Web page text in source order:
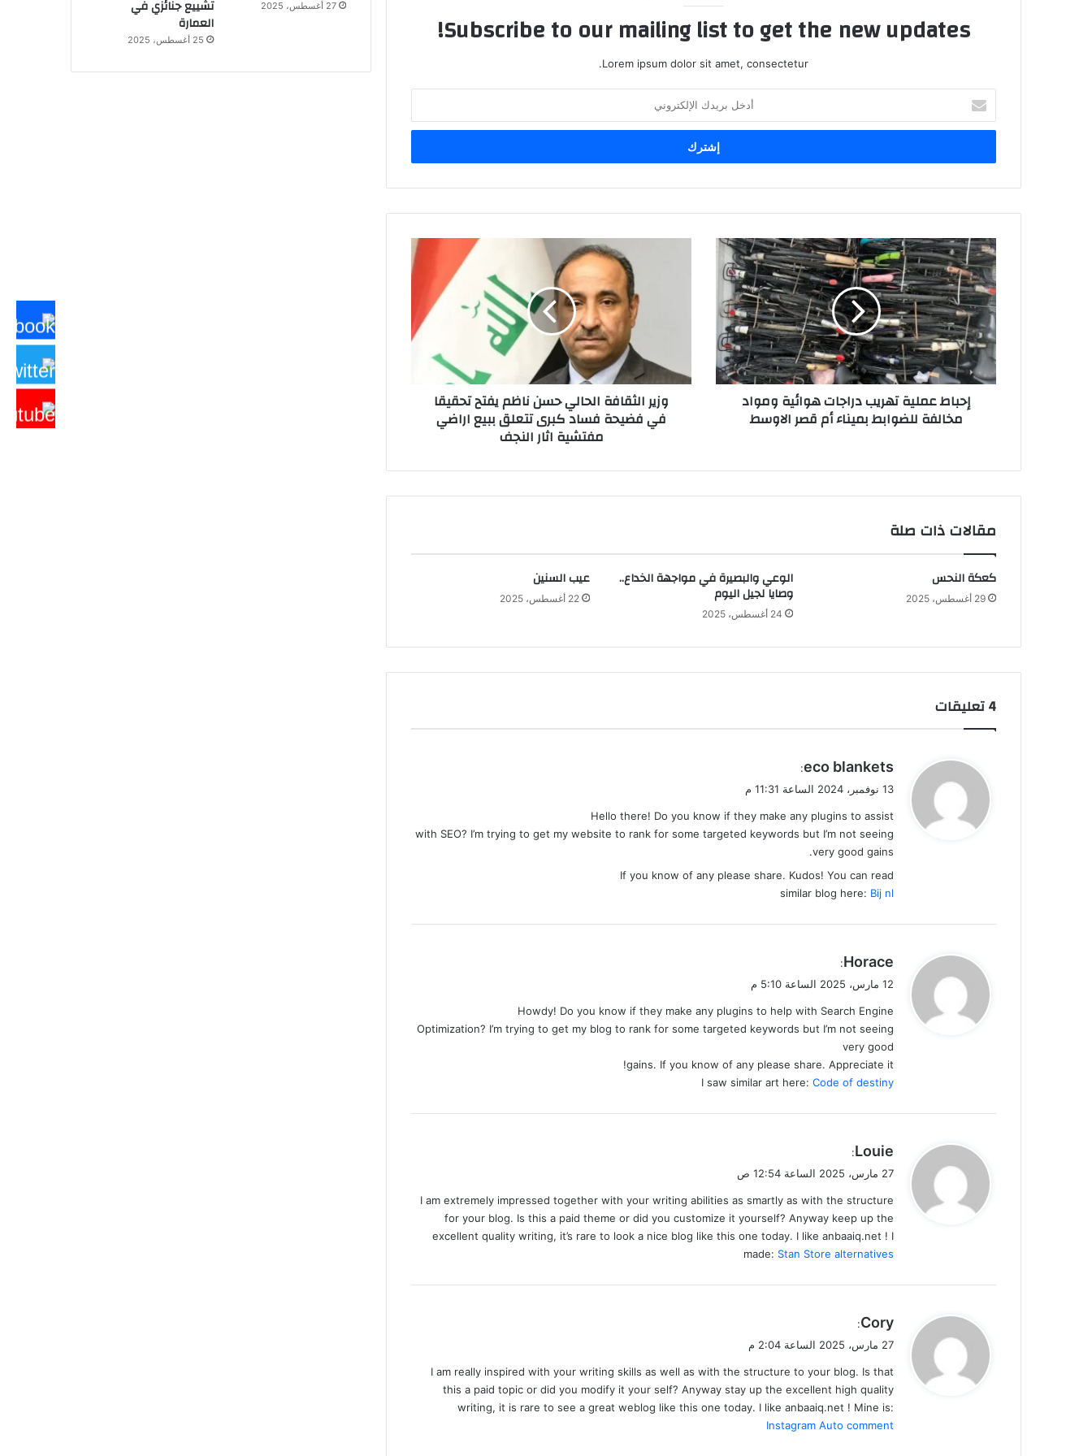
Subscribe to our mailing list to get the new updates!
Lorem ipsum dolor sit amet, consectetur.
بريدك
الإلكتروني
إحباط
عملية
تهريب
دراجات
هوائية
ومواد
مخالفة
للضوابط
بميناء
إحباط عملية تهريب دراجات هوائية ومواد
مخالفة للضوابط بميناء أم قصر الاوسط
فضيحة
وزير الثقافة الحالي حسن ناظم يفتح تحقيقا
في فضيحة فساد كبرى تتعلق ببيع اراضي
مفتشية اثار النجف
مقالات ذات صلة
كعكة النحس
29 أغسطس، 2025
الوعي والبصيرة في مواجهة الخداع..
وصايا لجيل اليوم
24 أغسطس، 2025
عيب السنين
22 أغسطس، 2025
‫4 تعليقات
ي
ل
eco blankets
:
13 نوفمبر، 2024 الساعة 11:31 م
Hello there! Do you know if they make any plugins to assist
with SEO? I’m trying to get my website to rank for some targeted keywords but I’m not seeing
very good gains.
If you know of any please share. Kudos! You can read
similar blog here: Bij nl
ي
ل
Horace
:
12 مارس، 2025 الساعة 5:10 م
Howdy! Do you know if they make any plugins to help with Search Engine
Optimization? I’m trying to get my blog to rank for some targeted keywords but I’m not seeing
very good
gains. If you know of any please share. Appreciate it!
I saw similar art here: Code of destiny
ي
ل
Louie
:
27 مارس، 2025 الساعة 12:54 ص
I am extremely impressed together with your writing abilities as smartly as with the structure
for your blog. Is this a paid theme or did you customize it yourself? Anyway keep up the
excellent quality writing, it’s rare to look a nice blog like this one today. I like anbaaiq.net ! I
made: Stan Store alternatives
ي
ل
Cory
:
27 مارس، 2025 الساعة 2:04 م
I am really inspired with your writing skills as well as with the structure to your blog. Is that
this a paid topic or did you modify it your self? Anyway stay up the excellent high quality
writing, it is rare to see a great weblog like this one today. I like anbaaiq.net ! Mine is:
Instagram Auto comment
27 أغسطس، 2025
تشييع جنائزي في
العمارة
25 أغسطس، 2025